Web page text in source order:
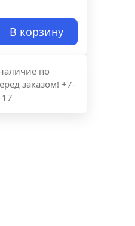
В корзину
по
заказом! +7-